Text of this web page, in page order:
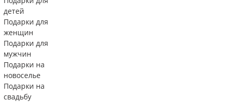
детей
Подарки для
женщин
Подарки для
мужчин
Подарки на
новоселье
Подарки на
свадьбу